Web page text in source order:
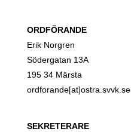
ORDFÖRANDE
Erik Norgren
Södergatan 13A
195 34 Märsta
ordforande[at]ostra.svvk.se
SEKRETERARE